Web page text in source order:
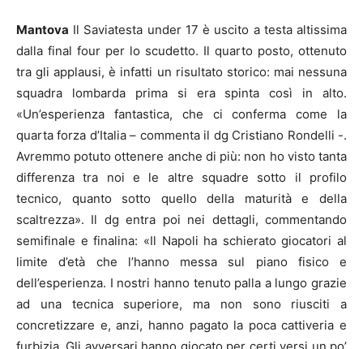
Mantova Il Saviatesta under 17 è uscito a testa altissima
dalla final four per lo scudetto. Il quarto posto, ottenuto
tra gli applausi, è infatti un risultato storico: mai nessuna
squadra lombarda prima si era spinta così in alto.
«Un’esperienza fantastica, che ci conferma come la
quarta forza d’Italia – commenta il dg Cristiano Rondelli -.
Avremmo potuto ottenere anche di più: non ho visto tanta
differenza tra noi e le altre squadre sotto il profilo
tecnico, quanto sotto quello della maturità e della
scaltrezza». Il dg entra poi nei dettagli, commentando
semifinale e finalina: «Il Napoli ha schierato giocatori al
limite d’età che l’hanno messa sul piano fisico e
dell’esperienza. I nostri hanno tenuto palla a lungo grazie
ad una tecnica superiore, ma non sono riusciti a
concretizzare e, anzi, hanno pagato la poca cattiveria e
furbizia. Gli avversari hanno giocato per certi versi un po’